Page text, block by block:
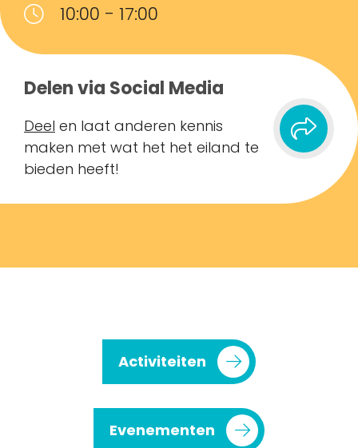
10:00 - 17:00
Delen via Social Media
Deel en laat anderen kennis
maken met wat het het eiland te
bieden heeft!
Activiteiten
Evenementen